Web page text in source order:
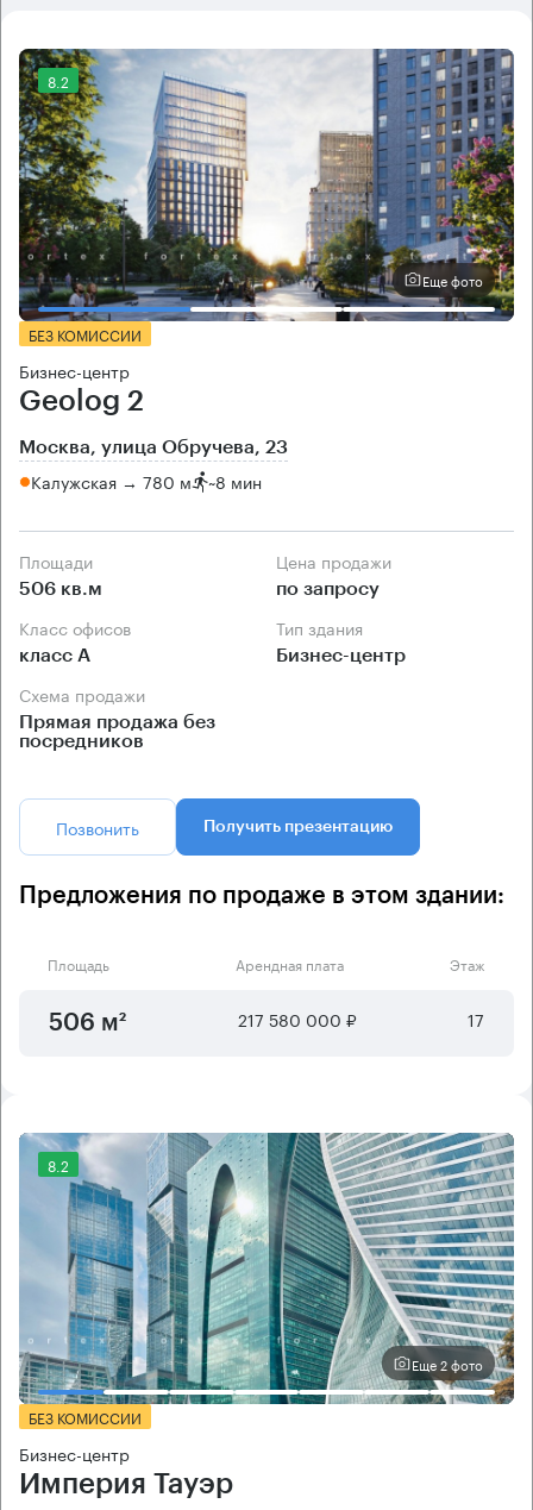
8.2
Еще фото
БЕЗ КОМИССИИ
Бизнес-центр
Geolog 2
Москва, улица Обручева, 23
Калужская → 780 м ~8 мин
Площади
506 кв.м
Цена продажи
по запросу
Класс офисов
класс А
Тип здания
Бизнес-центр
Схема продажи
Прямая продажа без
посредников
Позвонить Получить презентацию
Предложения по продаже в этом здании:
Площадь Арендная плата Этаж
506 м² 217 580 000 ₽ 17
8.2
Еще 2 фото
БЕЗ КОМИССИИ
Бизнес-центр
Империя Тауэр